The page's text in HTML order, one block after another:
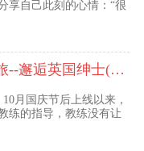
享自己此刻的心情：“很
浪漫的美国之旅--邂逅英国绅士(文姐与Kent的见面动态）
月国庆节后上线以来，
练的指导，教练没有让